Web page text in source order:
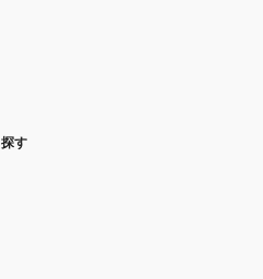
す